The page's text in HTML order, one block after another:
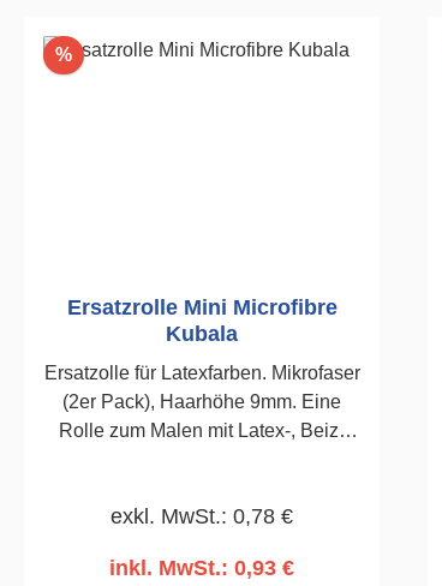
%Rabatt
Ersatzrolle Mini Microfibre
Kubala
Ersatzolle für Latexfarben. Mikrofaser
(2er Pack), Haarhöhe 9mm. Eine
Rolle zum Malen mit Latex-, Beiz-
durch Thermofusion hergestellt, die
Verschweißung des Textilmaterials
exkl. MwSt.: 0,78 €
inkl. MwSt.: 0,93 €